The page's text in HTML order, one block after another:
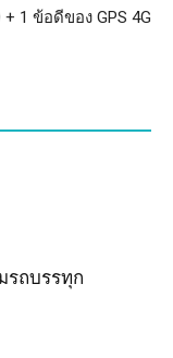
+ 1 ข้อดีของ GPS 4G
รถบรรทุก